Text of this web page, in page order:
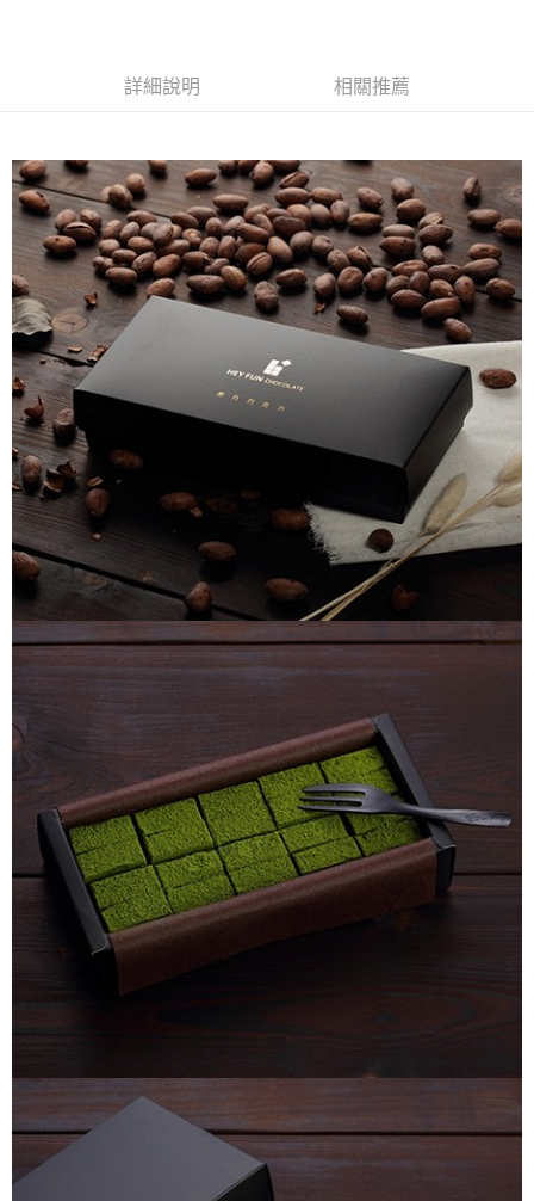
2.透過簡訊連結打開帳單後，可選擇「超商條碼／台灣大直營門市／銀行轉
帳／街口支付／iPASS MONEY」等通路繳費。
1.本服務係由「台灣大哥大股份有限公司」（以下簡稱本公司）所提供，讓
用戶於交易時，得透過本服務購買商品或服務，並由商店將買賣／分期付款
買賣價金債權讓與本公司後，依約使用本公司帳單繳交帳款。
2.基於同意付款使用「大哥付你分期」之契約關係目的，商店將以您的個人
資料（包含姓名、電話或地址）提供予台灣大哥大進項蒐集、處理及利用，
由本公司與您本人進行分期帳單所需資料之確認、核對及更正。
3.完整用戶服務條款，請詳閱以下連結： https://oppay.tw/userRule
結帳頁面，進行簡訊認證並確認金額後，即可完成結帳。
※ 請注意：結帳手續完成當下不需立刻繳費，但若您需要取消訂單，請聯絡
購買商品的店家。未經商家同意取消之訂單仍視為有效，需透過AFTEE先享
後付繳納相關費用。
※ 交易是否成功請以「AFTEE先享後付 」之結帳頁面顯示為準，若有關於
是否繳費成功／繳費後需取消欲退款等相關疑問，請聯繫「AFTEE先享後付
客戶支援中心」https://netprotections.freshdesk.com/support/home
【注意事項】
１．透過由恩沛科技股份有限公司提供之「AFTEE先享後付」服務完成之交
易，需依本服務之必要範圍內提供個人資料，並將交易相關給付款項請求債
權轉讓予恩沛科技股份有限公司。
２．關於個人資料處理事宜，請瀏覽以下網址：
https://aftee.tw/terms/#terms3
３．未成年的使用者請事先徵得法定代理人或監護人之同意方可使用
「AFTEE先享後付」，若未經同意申辦者引起之損失，本公司不負相關責
任。
４．使用「AFTEE先享後付」時，將依據個別帳號之用戶狀況，依本公司即
時審查核予不同之上限額度；若仍有額度不足之情形，本公司將視審查結果
請求用戶進行身份認證。
５．嚴禁一人註冊多個帳號或使用他人資訊註冊。若發現惡意使用之情形，
恩沛科技股份有限公司將有權停止該用戶之使用額度並採取法律行動。
京站台北店專櫃自取
免運費
詳細說明 相關推薦